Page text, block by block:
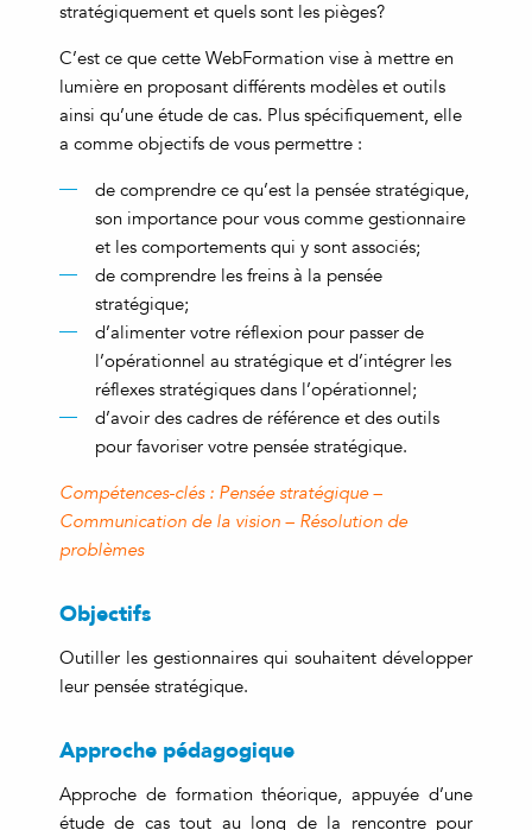
stratégiquement et quels sont les pièges?
C’est ce que cette WebFormation vise à mettre en
lumière en proposant différents modèles et outils
ainsi qu’une étude de cas. Plus spécifiquement, elle
a comme objectifs de vous permettre :
de comprendre ce qu’est la pensée stratégique,
son importance pour vous comme gestionnaire
et les comportements qui y sont associés;
de comprendre les freins à la pensée
stratégique;
d’alimenter votre réflexion pour passer de
l’opérationnel au stratégique et d’intégrer les
réflexes stratégiques dans l’opérationnel;
d’avoir des cadres de référence et des outils
pour favoriser votre pensée stratégique.
Compétences-clés : Pensée stratégique –
Communication de la vision – Résolution de
problèmes
Objectifs
Outiller les gestionnaires qui souhaitent développer
leur pensée stratégique.
Approche pédagogique
Approche de formation théorique, appuyée d’une
étude de cas tout au long de la rencontre pour